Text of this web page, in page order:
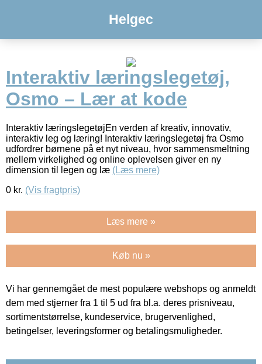
Helgec
Interaktiv læringslegetøj,
Osmo – Lær at kode
Interaktiv læringslegetøjEn verden af kreativ, innovativ,
interaktiv leg og læring! Interaktiv læringslegetøj fra Osmo
udfordrer børnene på et nyt niveau, hvor sammensmeltning
mellem virkelighed og online oplevelsen giver en ny
dimension til legen og læ (Læs mere)
0 kr. (Vis fragtpris)
Læs mere »
Køb nu »
Vi har gennemgået de mest populære webshops og anmeldt
dem med stjerner fra 1 til 5 ud fra bl.a. deres prisniveau,
sortimentstørrelse, kundeservice, brugervenlighed,
betingelser, leveringsformer og betalingsmuligheder.